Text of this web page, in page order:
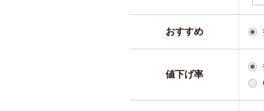
おすすめ
値下げ率